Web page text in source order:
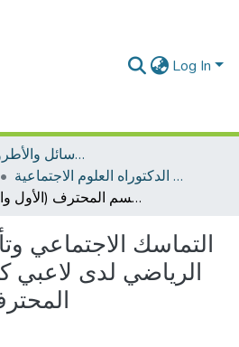
Log In
الرسائل والأطروحات الأكاديمية
الأطروحات الدكتوراه العلوم الاجتماعية
(التماسك الاجتماعي وتأثيره على الأداء الرياضي لدى لاعبي كرة القدم القسم المحترف (الأول والثاني
الرياضي لدى لاعبي